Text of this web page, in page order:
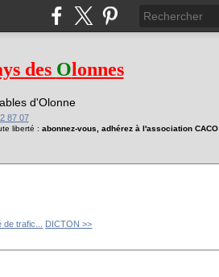
des Olonnes
d'Olonne
87 07
liberté : abonnez-vous, adhérez à l'association CACO
trafic... DICTON >>